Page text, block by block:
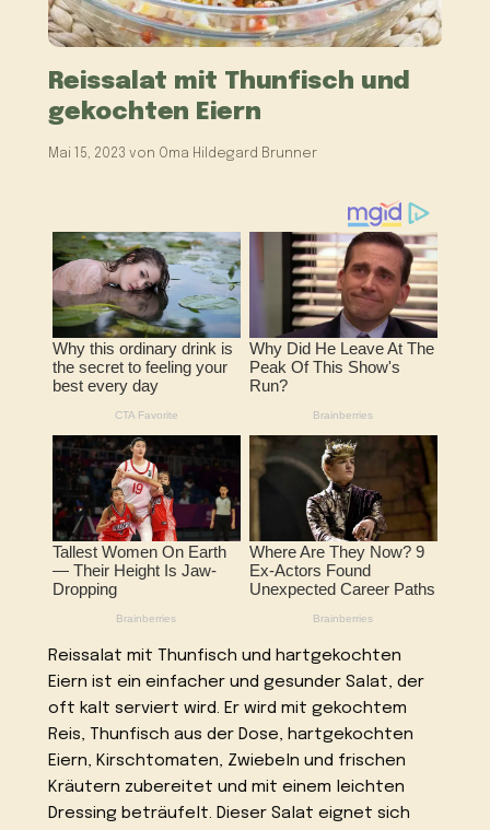
Reissalat mit Thunfisch und
gekochten Eiern
Mai 15, 2023 von Oma Hildegard Brunner
Reissalat mit Thunfisch und hartgekochten
Eiern ist ein einfacher und gesunder Salat, der
oft kalt serviert wird. Er wird mit gekochtem
Reis, Thunfisch aus der Dose, hartgekochten
Eiern, Kirschtomaten, Zwiebeln und frischen
Kräutern zubereitet und mit einem leichten
Dressing beträufelt. Dieser Salat eignet sich